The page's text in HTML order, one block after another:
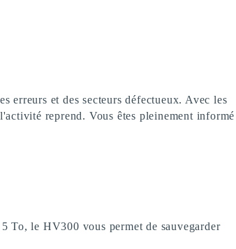
erreurs et des secteurs défectueux. Avec les
reprend. Vous êtes pleinement informé
To, le HV300 vous permet de sauvegarder